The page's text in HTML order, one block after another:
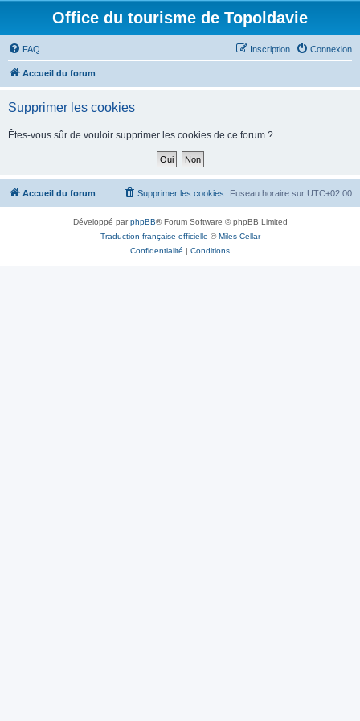
Office du tourisme de Topoldavie
FAQ Connexion
Inscription
Accueil du forum
Supprimer les cookies
Êtes-vous sûr de vouloir supprimer les cookies de ce forum ?
Accueil du forum Fuseau horaire sur UTC+02:00
Supprimer les cookies
Développé parphpBB® Forum Software © phpBB Limited
Traduction française officielle ©Miles Cellar
Confidentialité | Conditions